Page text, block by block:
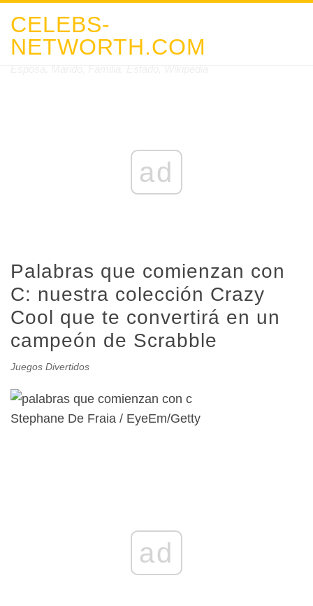
CELEBS-
NETWORTH.COM
ad
Palabras que comienzan con
C: nuestra colección Crazy
Cool que te convertirá en un
campeón de Scrabble
Juegos Divertidos
Stephane De Fraia / EyeEm/Getty
ad